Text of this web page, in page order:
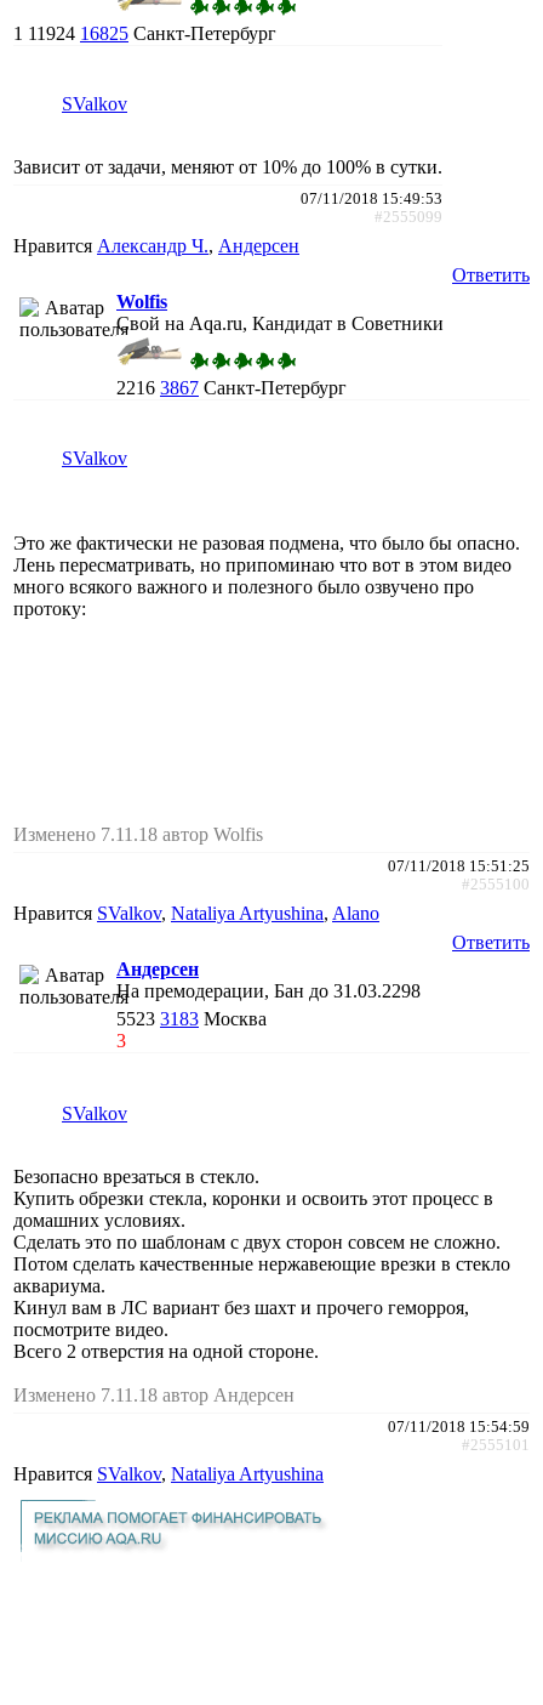
1 11924 16825 Санкт-Петербург
SValkov
Зависит от задачи, меняют от 10% до 100% в сутки.
07/11/2018 15:49:53
#2555099
Нравится Александр Ч., Андерсен
Ответить
Wolfis
Свой на Aqa.ru, Кандидат в Советники
2216 3867 Санкт-Петербург
SValkov
Это же фактически не разовая подмена, что было бы опасно.
Лень пересматривать, но припоминаю что вот в этом видео
много всякого важного и полезного было озвучено про
протоку:
Изменено 7.11.18 автор Wolfis
07/11/2018 15:51:25
#2555100
Нравится SValkov, Nataliya Artyushina, Alano
Ответить
Андерсен
На премодерации, Бан до 31.03.2298
5523 3183 Москва
3
SValkov
Безопасно врезаться в стекло.
Купить обрезки стекла, коронки и освоить этот процесс в
домашних условиях.
Сделать это по шаблонам с двух сторон совсем не сложно.
Потом сделать качественные нержавеющие врезки в стекло
аквариума.
Кинул вам в ЛС вариант без шахт и прочего геморроя,
посмотрите видео.
Всего 2 отверстия на одной стороне.
Изменено 7.11.18 автор Андерсен
07/11/2018 15:54:59
#2555101
Нравится SValkov, Nataliya Artyushina